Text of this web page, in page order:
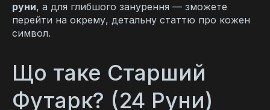
руни, а для глибшого занурення — зможете
перейти на окрему, детальну статтю про кожен
символ.
Що таке Старший
Футарк? (24 Руни)